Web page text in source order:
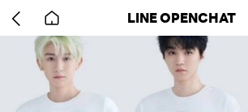
back
to
home
LINE OPENCHAT